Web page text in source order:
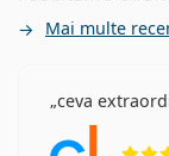
Mai multe
ceva